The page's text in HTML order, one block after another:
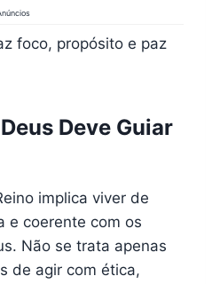
foco, propósito e paz
Deve Guiar
implica viver de
e coerente com os
Não se trata apenas
de agir com ética,